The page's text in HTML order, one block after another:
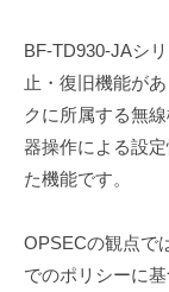
C
o
.
,
L
d
.
a
k
a
h
S
a
BF-TD930-JAシ
止・復旧機能が
クに所属する無
器操作による設
た機能です。
OPSECの観点で
でのポリシーに